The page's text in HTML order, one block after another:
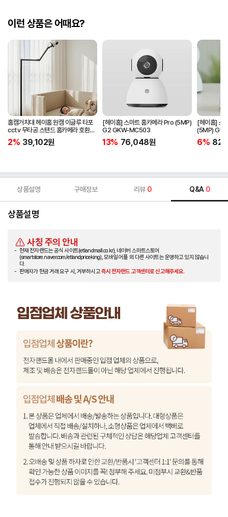
이런 상품은 어때요?
홈캠거치대 헤이홈 원캠 이글루 타포
cctv 무타공 스탠드 홈카메라 호환
침대 펫 부모님 가정용 거치대
2% 39,102원
[헤이홈] 스마트 홈카메라 Pro (5MP)
G2 GKW-MC503
13% 76,048원
[헤이홈] 스
(5MP)
6%
상품설명 구매정보 리뷰 0 Q&A 0
상품설명
사칭 주의 안내
현재 전자랜드는 공식 사이트(etlandmall.co.kr), 네이버 스마트스토어
(smartstore.naver.com/etlandpriceking), 모바일 어플 외 다른 사이트는 운영하고 있지 않습니
다.
판매자가 현금 거래 요구 시, 거부하시고즉시 전자랜드 고객센터로 신고해주세요.